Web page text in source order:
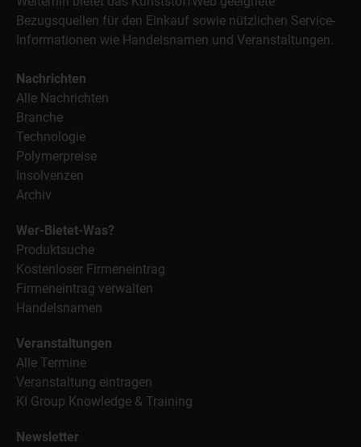
Bezugsquellen für den Einkauf sowie nützlichen Service-
Informationen wie Handelsnamen und Veranstaltungen.
Nachrichten
Alle Nachrichten
Branche
Technologie
Polymerpreise
Insolvenzen
Archiv
Wer-Bietet-Was?
Produktsuche
Kostenloser Firmeneintrag
Firmeneintrag verwalten
Handelsnamen
Veranstaltungen
Alle Termine
Veranstaltung eintragen
KI Group Knowledge & Training
Newsletter